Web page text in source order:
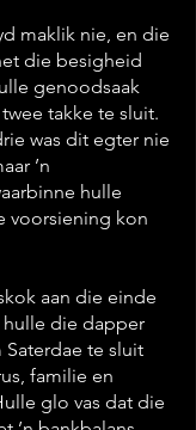
maklik nie, en die
die besigheid
genoodsaak
takke te sluit.
was dit egter nie
’n
hulle
voorsiening kon
aan die einde
hulle die dapper
te sluit
familie en
glo vas dat die